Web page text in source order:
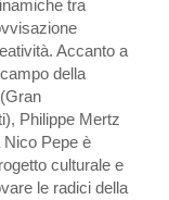
tra
Accanto a
della
Philippe Mertz
Pepe è
culturale e
le radici della